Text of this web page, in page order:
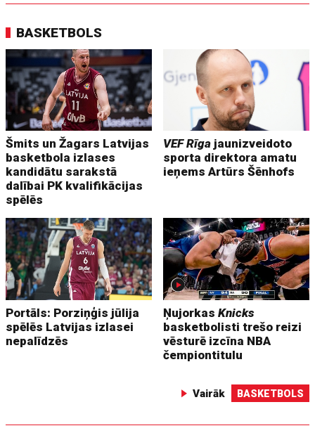
BASKETBOLS
Šmits un Žagars Latvijas
basketbola izlases
kandidātu sarakstā
dalībai PK kvalifikācijas
spēlēs
VEF Rīga jaunizveidoto
sporta direktora amatu
ieņems Artūrs Šēnhofs
Portāls: Porziņģis jūlija
spēlēs Latvijas izlasei
nepalīdzēs
ŅujorkasKnicks
basketbolisti trešo reizi
vēsturē izcīna NBA
čempiontitulu
Vairāk BASKETBOLS